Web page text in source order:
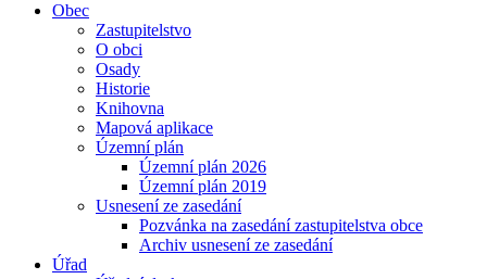
Obec
Zastupitelstvo
O obci
Osady
Historie
Knihovna
Mapová aplikace
Územní plán
Územní plán 2026
Územní plán 2019
Usnesení ze zasedání
Pozvánka na zasedání zastupitelstva obce
Archiv usnesení ze zasedání
Úřad